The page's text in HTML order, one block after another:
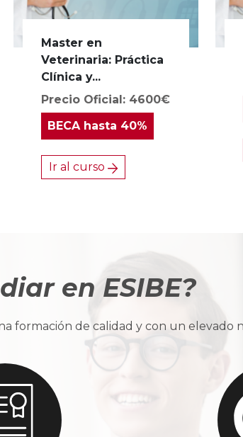
Master en
Veterinaria: Práctica
Clínica y...
Precio Oficial: 4600€
BECAhasta 40%
Ir al curso
en ESIBE?
formación de calidad y con un elevado